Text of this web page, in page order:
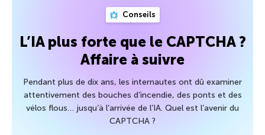
Conseils
L’IA plus forte que le CAPTCHA ?
Affaire à suivre
Pendant plus de dix ans, les internautes ont dû examiner
attentivement des bouches d’incendie, des ponts et des
vélos flous… jusqu’à l’arrivée de l’IA. Quel est l’avenir du
CAPTCHA ?